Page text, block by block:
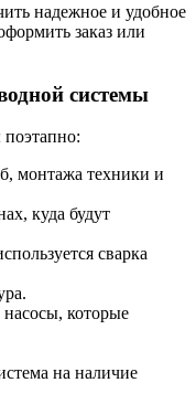
надежное и удобное
заказ или
системы
поэтапно:
монтажа техники и
куда будут
сварка
насосы, которые
на наличие